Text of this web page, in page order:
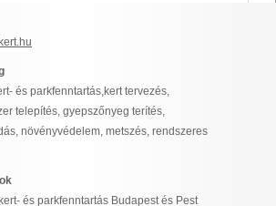
Google to enable storage
including authentication
és parkfenntartás,kert tervezés,
telepítés, gyepszőnyeg terítés,
növényvédelem, metszés, rendszeres
és parkfenntartás Budapest és Pest